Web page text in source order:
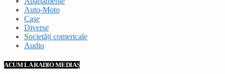
Auto-Moto
Case
Diverse
Societăți comericale
Audio
ACUM LA RADIO MEDIAȘ